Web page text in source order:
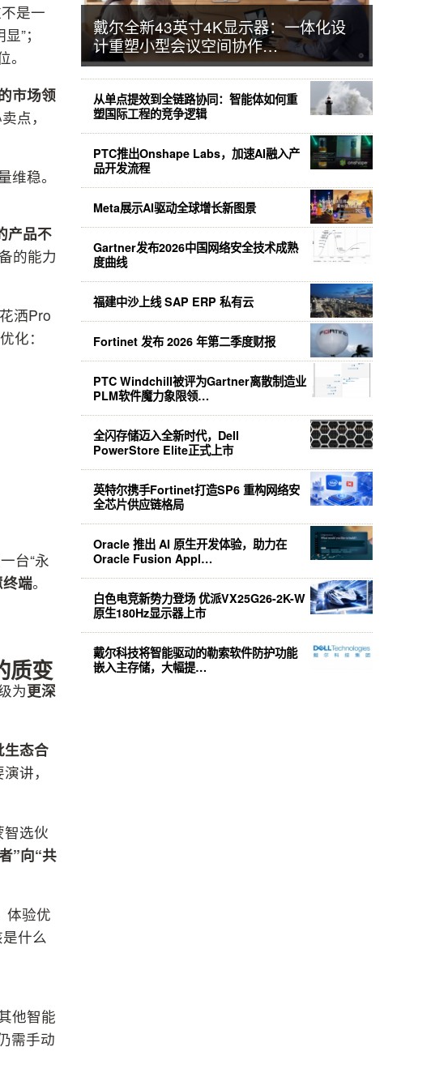
是一
”；
市场领
点，
稳。
产品不
的能力
洒Pro
化：
台“永
端。
质变
为更深
生态合
讲，
智选伙
”向“共
体验优
什么
他智能
需手动
戴尔全新43英寸4K显示器：一体化设
计重塑小型会议空间协作…
从单点提效到全链路协同：智能体如何重
塑国际工程的竞争逻辑
PTC推出Onshape Labs，加速AI融入产
品开发流程
Meta展示AI驱动全球增长新图景
Gartner发布2026中国网络安全技术成熟
度曲线
福建中沙上线 SAP ERP 私有云
Fortinet 发布 2026 年第二季度财报
PTC Windchill被评为Gartner离散制造业
PLM软件魔力象限领…
全闪存储迈入全新时代，Dell
PowerStore Elite正式上市
英特尔携手Fortinet打造SP6 重构网络安
全芯片供应链格局
Oracle 推出 AI 原生开发体验，助力在
Oracle Fusion Appl…
白色电竞新势力登场 优派VX25G26-2K-W
原生180Hz显示器上市
戴尔科技将智能驱动的勒索软件防护功能
嵌入主存储，大幅提…